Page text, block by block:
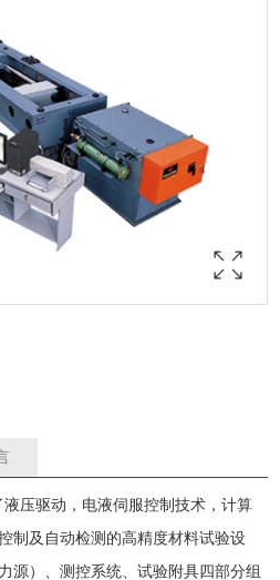
驱动，电液伺服控制技术，计算
控制及自动检测的高精度材料试验设
）、测控系统、试验附具四部分组